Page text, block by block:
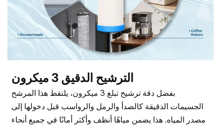
الترشيح الدقيق 3 ميكرون
بفضل دقة ترشيح تبلغ 3 ميكرون، يلتقط هذا المرشح
الجسيمات الدقيقة كالصدأ والرمل والرواسب قبل دخولها إلى
مصدر المياه. هذا يضمن مياهًا أنظف وأكثر أمانًا في جميع أنحاء